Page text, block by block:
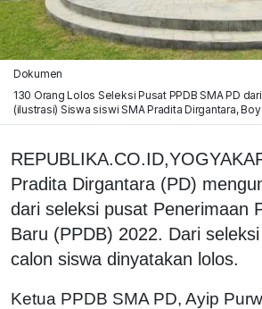
Dokumen
130 Orang Lolos Seleksi Pusat PPDB SMA PD
(ilustrasi) Siswa siswi SMA Pradita Dirgantara,
Pradita Dirgantara (PD)
dari seleksi pusat Penerimaan
Baru (PPDB) 2022. Dari
calon siswa dinyatakan lolos.
Ketua PPDB SMA PD, Ayip